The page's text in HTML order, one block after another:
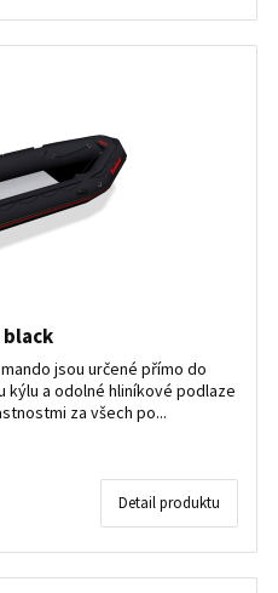
black
jsou určené přímo do
kýlu a odolné hliníkové podlaze
za všech po...
Detail produktu